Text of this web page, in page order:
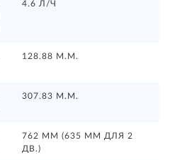
4.6 Л/Ч
128.88 М.М.
307.83 М.М.
762 ММ (635 ММ ДЛЯ 2
ДВ.)